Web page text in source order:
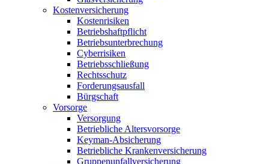
Kostenversicherung
Kostenrisiken
Betriebshaftpflicht
Betriebsunterbrechung
Cyberrisiken
Betriebsschließung
Rechtsschutz
Forderungsausfall
Bürgschaft
Vorsorge
Versorgung
Betriebliche Altersvorsorge
Keyman-Absicherung
Betriebliche Krankenversicherung
Gruppenunfallversicherung